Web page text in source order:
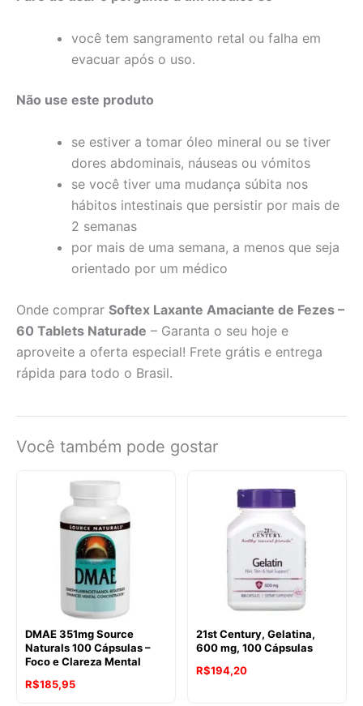
você tem sangramento retal ou falha em
evacuar após o uso.
Não use este produto
se estiver a tomar óleo mineral ou se tiver
dores abdominais, náuseas ou vómitos
se você tiver uma mudança súbita nos
hábitos intestinais que persistir por mais de
2 semanas
por mais de uma semana, a menos que seja
orientado por um médico
Onde comprar Softex Laxante Amaciante de Fezes –
60 Tablets Naturade – Garanta o seu hoje e
aproveite a oferta especial! Frete grátis e entrega
rápida para todo o Brasil.
Você também pode gostar
DMAE 351mg Source
Naturals 100 Cápsulas –
Foco e Clareza Mental
R$185,95
21st Century, Gelatina,
600 mg, 100 Cápsulas
R$194,20